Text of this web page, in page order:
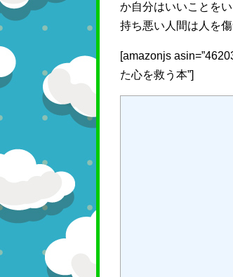
か自分はいいことを
持ち悪い人間は人を
[amazonjs
た心を救う本”]